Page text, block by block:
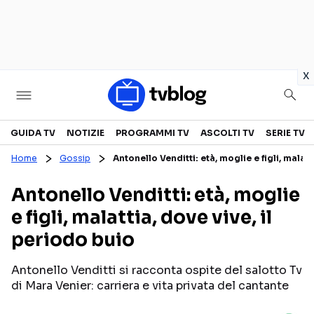
x
Televisione
CANALI TV
PROGRAMMI TV
PERSONAGGI TV
SERIE TV
REALITY SHOW
GUIDA TV NOTIZIE PROGRAMMI TV ASCOLTI TV SERIE TV
Home Gossip Antonello Venditti: età, moglie e figli,
Antonello Venditti: età, moglie
e figli, malattia, dove vive, il
periodo buio
Antonello Venditti si racconta ospite del salotto Tv
di Mara Venier: carriera e vita privata del cantante